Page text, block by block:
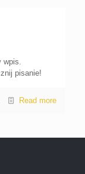
wpis.
pisanie!
Read more